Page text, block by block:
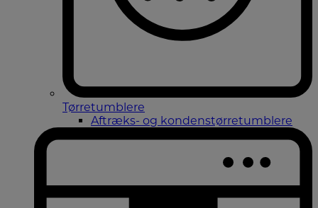
Tørretumblere
Aftræks- og kondenstørretumblere